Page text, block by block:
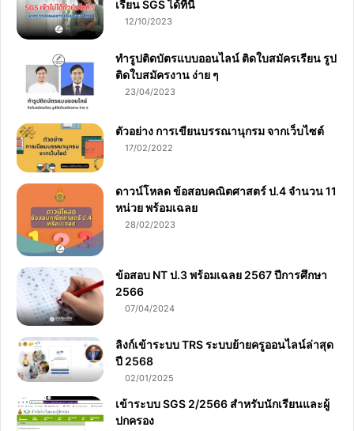
เรียน SGS ได้ที่นี่
12/10/2023
ทำรูปติดบัตรแบบออนไลน์ ติดใบสมัครเรียน รูป
ติดใบสมัครงาน ง่าย ๆ
23/04/2023
ตัวอย่าง การเขียนบรรณานุกรม จากเว็บไซต์
17/02/2022
ดาวน์โหลด ข้อสอบคณิตศาสตร์ ป.4 จำนวน 11
หน่วย พร้อมเฉลย
28/02/2023
ข้อสอบ NT ป.3 พร้อมเฉลย 2567 ปีการศึกษา
2566
07/04/2024
ลิงก์เข้าระบบ TRS ระบบย้ายครูออนไลน์ล่าสุด
ปี 2568
02/01/2025
เข้าระบบ SGS 2/2566 สำหรับนักเรียนและผู้
ปกครอง